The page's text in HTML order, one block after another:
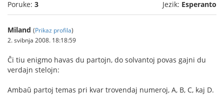
Poruke: 3 Jezik: Esperanto
Miland (Prikaz profila)
2. svibnja 2008. 18:18:59
Ĉi tiu enigmo havas du partojn, do solvantoj povas gajni du
verdajn stelojn:
Ambaŭ partoj temas pri kvar trovendaj numeroj, A, B, C, kaj D.